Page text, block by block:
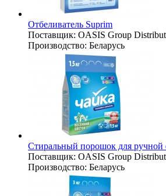
Отбеливатель Suprim
Поставщик: OASIS Group
Производство: Беларусь
Стиральный порошок для ручной
Поставщик: OASIS Group
Производство: Беларусь